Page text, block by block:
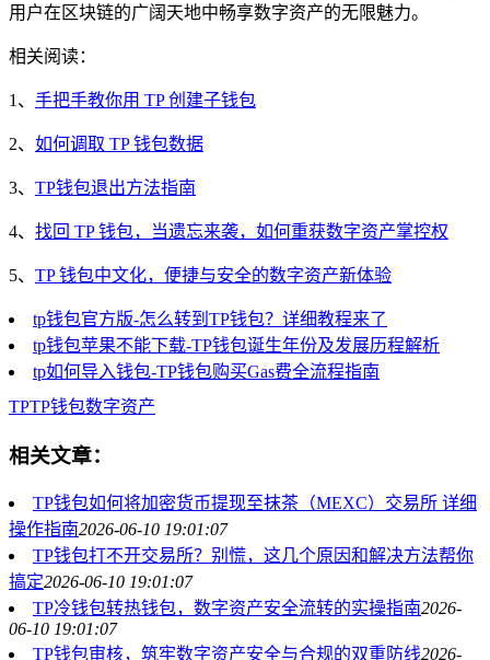
用户在区块链的广阔天地中畅享数字资产的无限魅力。
相关阅读：
1、 手把手教你用 TP 创建子钱包
2、 如何调取 TP 钱包数据
3、 TP钱包退出方法指南
4、 找回 TP 钱包，当遗忘来袭，如何重获数字资产掌控权
5、 TP 钱包中文化，便捷与安全的数字资产新体验
tp钱包官方版-怎么转到TP钱包？详细教程来了
tp钱包苹果不能下载-TP钱包诞生年份及发展历程解析
tp如何导入钱包-TP钱包购买Gas费全流程指南
TPTP钱包数字资产
相关文章：
TP钱包如何将加密货币提现至抹茶（MEXC）交易所 详细
操作指南2026-06-10 19:01:07
TP钱包打不开交易所？别慌，这几个原因和解决方法帮你
搞定2026-06-10 19:01:07
TP冷钱包转热钱包，数字资产安全流转的实操指南2026-
06-10 19:01:07
TP钱包审核，筑牢数字资产安全与合规的双重防线2026-